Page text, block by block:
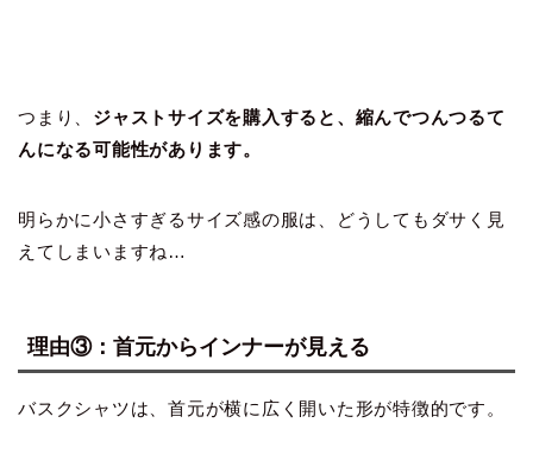
つまり、 ジャストサイズを購入すると、縮んでつんつるて
んになる可能性があります。
明らかに小さすぎるサイズ感の服は、どうしてもダサく見
えてしまいますね…
理由③：首元からインナーが見える
バスクシャツは、首元が横に広く開いた形が特徴的です。